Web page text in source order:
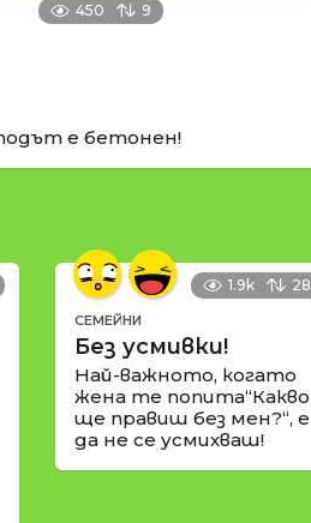
450 9
е бетонен!
1.9k 28
СЕМЕЙНИ
Без усмивки!
Най-важното, когато
жена те попита“Какво
ще правиш без мен?“, е
да не се усмихваш!